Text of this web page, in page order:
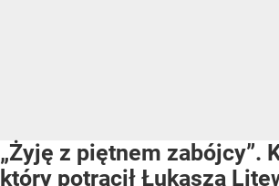
„Żyję z piętnem zabójcy”.
który potrącił Łukasza